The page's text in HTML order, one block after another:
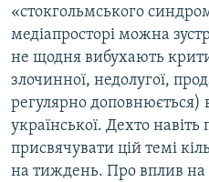
«стокгольмського
медіапросторі можна
не щодня вибухають
злочинної, недолугої,
регулярно доповнюється)
української. Дехто
присвячувати цій темі
на тиждень. Про вплив на